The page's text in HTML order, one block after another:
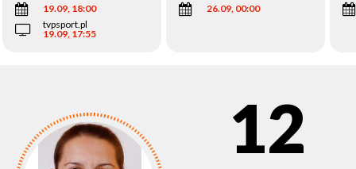
19.09, 18:00
tvpsport.pl
19.09, 17:55
26.09, 00:00
12